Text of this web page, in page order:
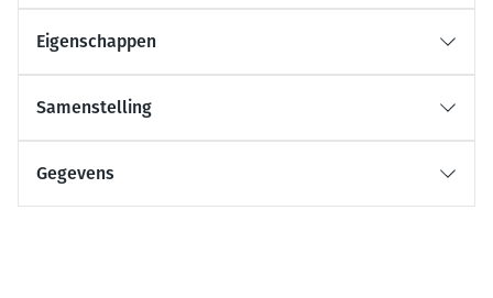
Eigenschappen
Samenstelling
Gegevens